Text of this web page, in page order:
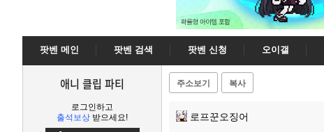
팟벤 메인 팟벤 검색 팟벤 신청 오이갤
애니 클립 파티
로그인하고
출석보상 받으세요!
주소보기 복사
로프꾼오징어